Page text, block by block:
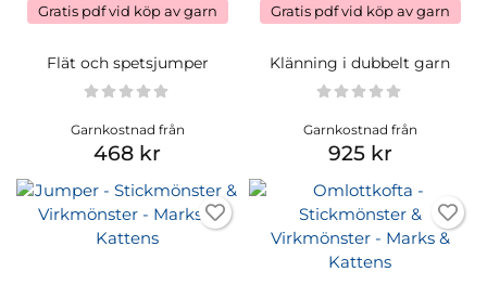
Gratis pdf vid köp av garn
Flät och spetsjumper
Garnkostnad från
468 kr
Gratis pdf vid köp av garn
Klänning i dubbelt garn
Garnkostnad från
925 kr